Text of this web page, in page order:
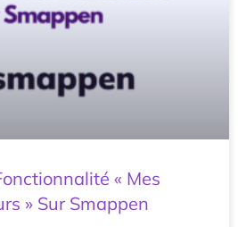
« Mes
» Sur Smappen